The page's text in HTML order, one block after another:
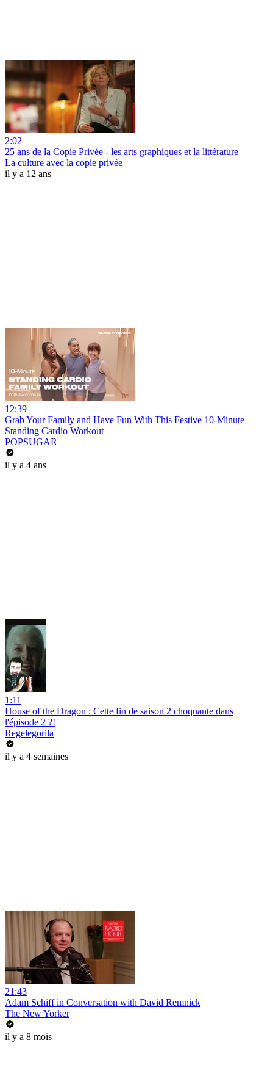
2:02
25 ans de la Copie Privée - les arts graphiques et la littérature
La culture avec la copie privée
il y a 12 ans
12:39
Grab Your Family and Have Fun With This Festive 10-Minute
Standing Cardio Workout
POPSUGAR
il y a 4 ans
1:11
House of the Dragon : Cette fin de saison 2 choquante dans
l'épisode 2 ?!
Regelegorila
il y a 4 semaines
21:43
Adam Schiff in Conversation with David Remnick
The New Yorker
il y a 8 mois